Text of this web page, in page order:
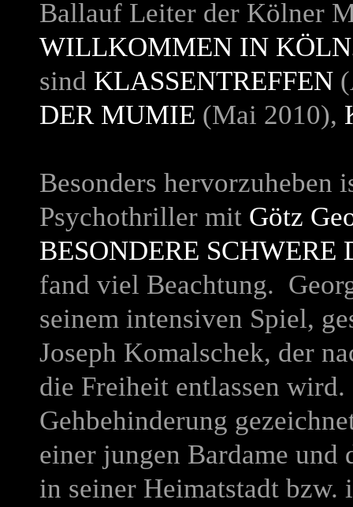
Ballauf Leiter der Kölner
WILLKOMMEN IN KÖLN
sind KLASSENTREFFEN
DER MUMIE (Mai 2010),
Besonders hervorzuheben
Psychothriller mit Götz
BESONDERE SCHWERE
fand viel Beachtung.
seinem intensiven Spiel,
Joseph Komalschek, der
die Freiheit entlassen
Gehbehinderung
einer jungen Bardame und
in seiner Heimatstadt